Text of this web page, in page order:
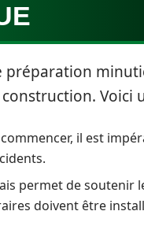
préparation
il est
permet de soutenir
doivent être